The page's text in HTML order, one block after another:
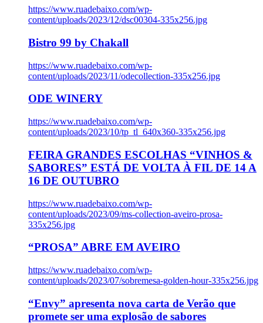
https://www.ruadebaixo.com/wp-
content/uploads/2023/12/dsc00304-335x256.jpg
Bistro 99 by Chakall
https://www.ruadebaixo.com/wp-
content/uploads/2023/11/odecollection-335x256.jpg
ODE WINERY
https://www.ruadebaixo.com/wp-
content/uploads/2023/10/tp_tl_640x360-335x256.jpg
FEIRA GRANDES ESCOLHAS “VINHOS &
SABORES” ESTÁ DE VOLTA À FIL DE 14 A
16 DE OUTUBRO
https://www.ruadebaixo.com/wp-
content/uploads/2023/09/ms-collection-aveiro-prosa-
335x256.jpg
“PROSA” ABRE EM AVEIRO
https://www.ruadebaixo.com/wp-
content/uploads/2023/07/sobremesa-golden-hour-335x256.jpg
“Envy” apresenta nova carta de Verão que
promete ser uma explosão de sabores